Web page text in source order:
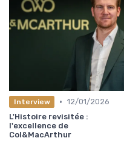
Interview • 12/01/2026
L'Histoire revisitée :
l'excellence de
Col&MacArthur